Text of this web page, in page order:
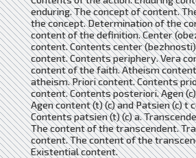
enduring. The concept of content.
the concept. Determination of the
content of the definition. Center
content. Contents center
content. Contents periphery. Vera
content of the faith. Atheism
atheism. Priori content. Contents
content. Contents posteriori. Agen
Agen content (t) (c) and Patsien (c) t
Contents patsien (t) (c) a.
The content of the transcendent.
content. The content of the
Existential content.